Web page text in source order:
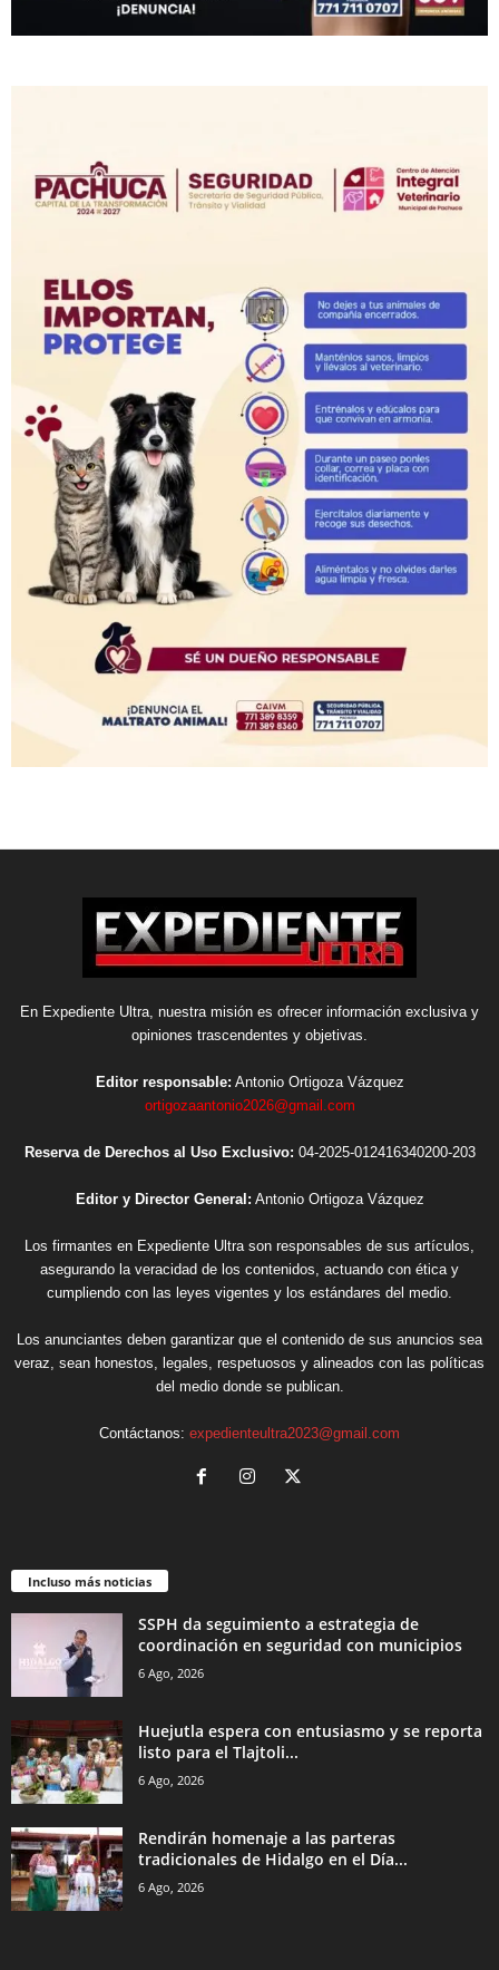
En Expediente Ultra, nuestra misión es ofrecer información exclusiva y
opiniones trascendentes y objetivas.
Editor responsable: Antonio Ortigoza Vázquez
ortigozaantonio2026@gmail.com
Reserva de Derechos al Uso Exclusivo: 04-2025-012416340200-203
Editor y Director General: Antonio Ortigoza Vázquez
Los firmantes en Expediente Ultra son responsables de sus artículos,
asegurando la veracidad de los contenidos, actuando con ética y
cumpliendo con las leyes vigentes y los estándares del medio.
Los anunciantes deben garantizar que el contenido de sus anuncios sea
veraz, sean honestos, legales, respetuosos y alineados con las políticas
del medio donde se publican.
Contáctanos: expedienteultra2023@gmail.com
Incluso más noticias
SSPH da seguimiento a estrategia de
coordinación en seguridad con municipios
6 Ago, 2026
Huejutla espera con entusiasmo y se reporta
listo para el Tlajtoli...
6 Ago, 2026
Rendirán homenaje a las parteras
tradicionales de Hidalgo en el Día...
6 Ago, 2026